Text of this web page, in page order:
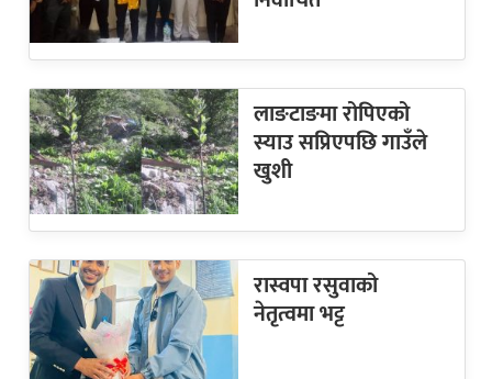
लाङटाङमा रोपिएको
स्याउ सप्रिएपछि गाउँले
खुशी
रास्वपा रसुवाको
नेतृत्वमा भट्ट